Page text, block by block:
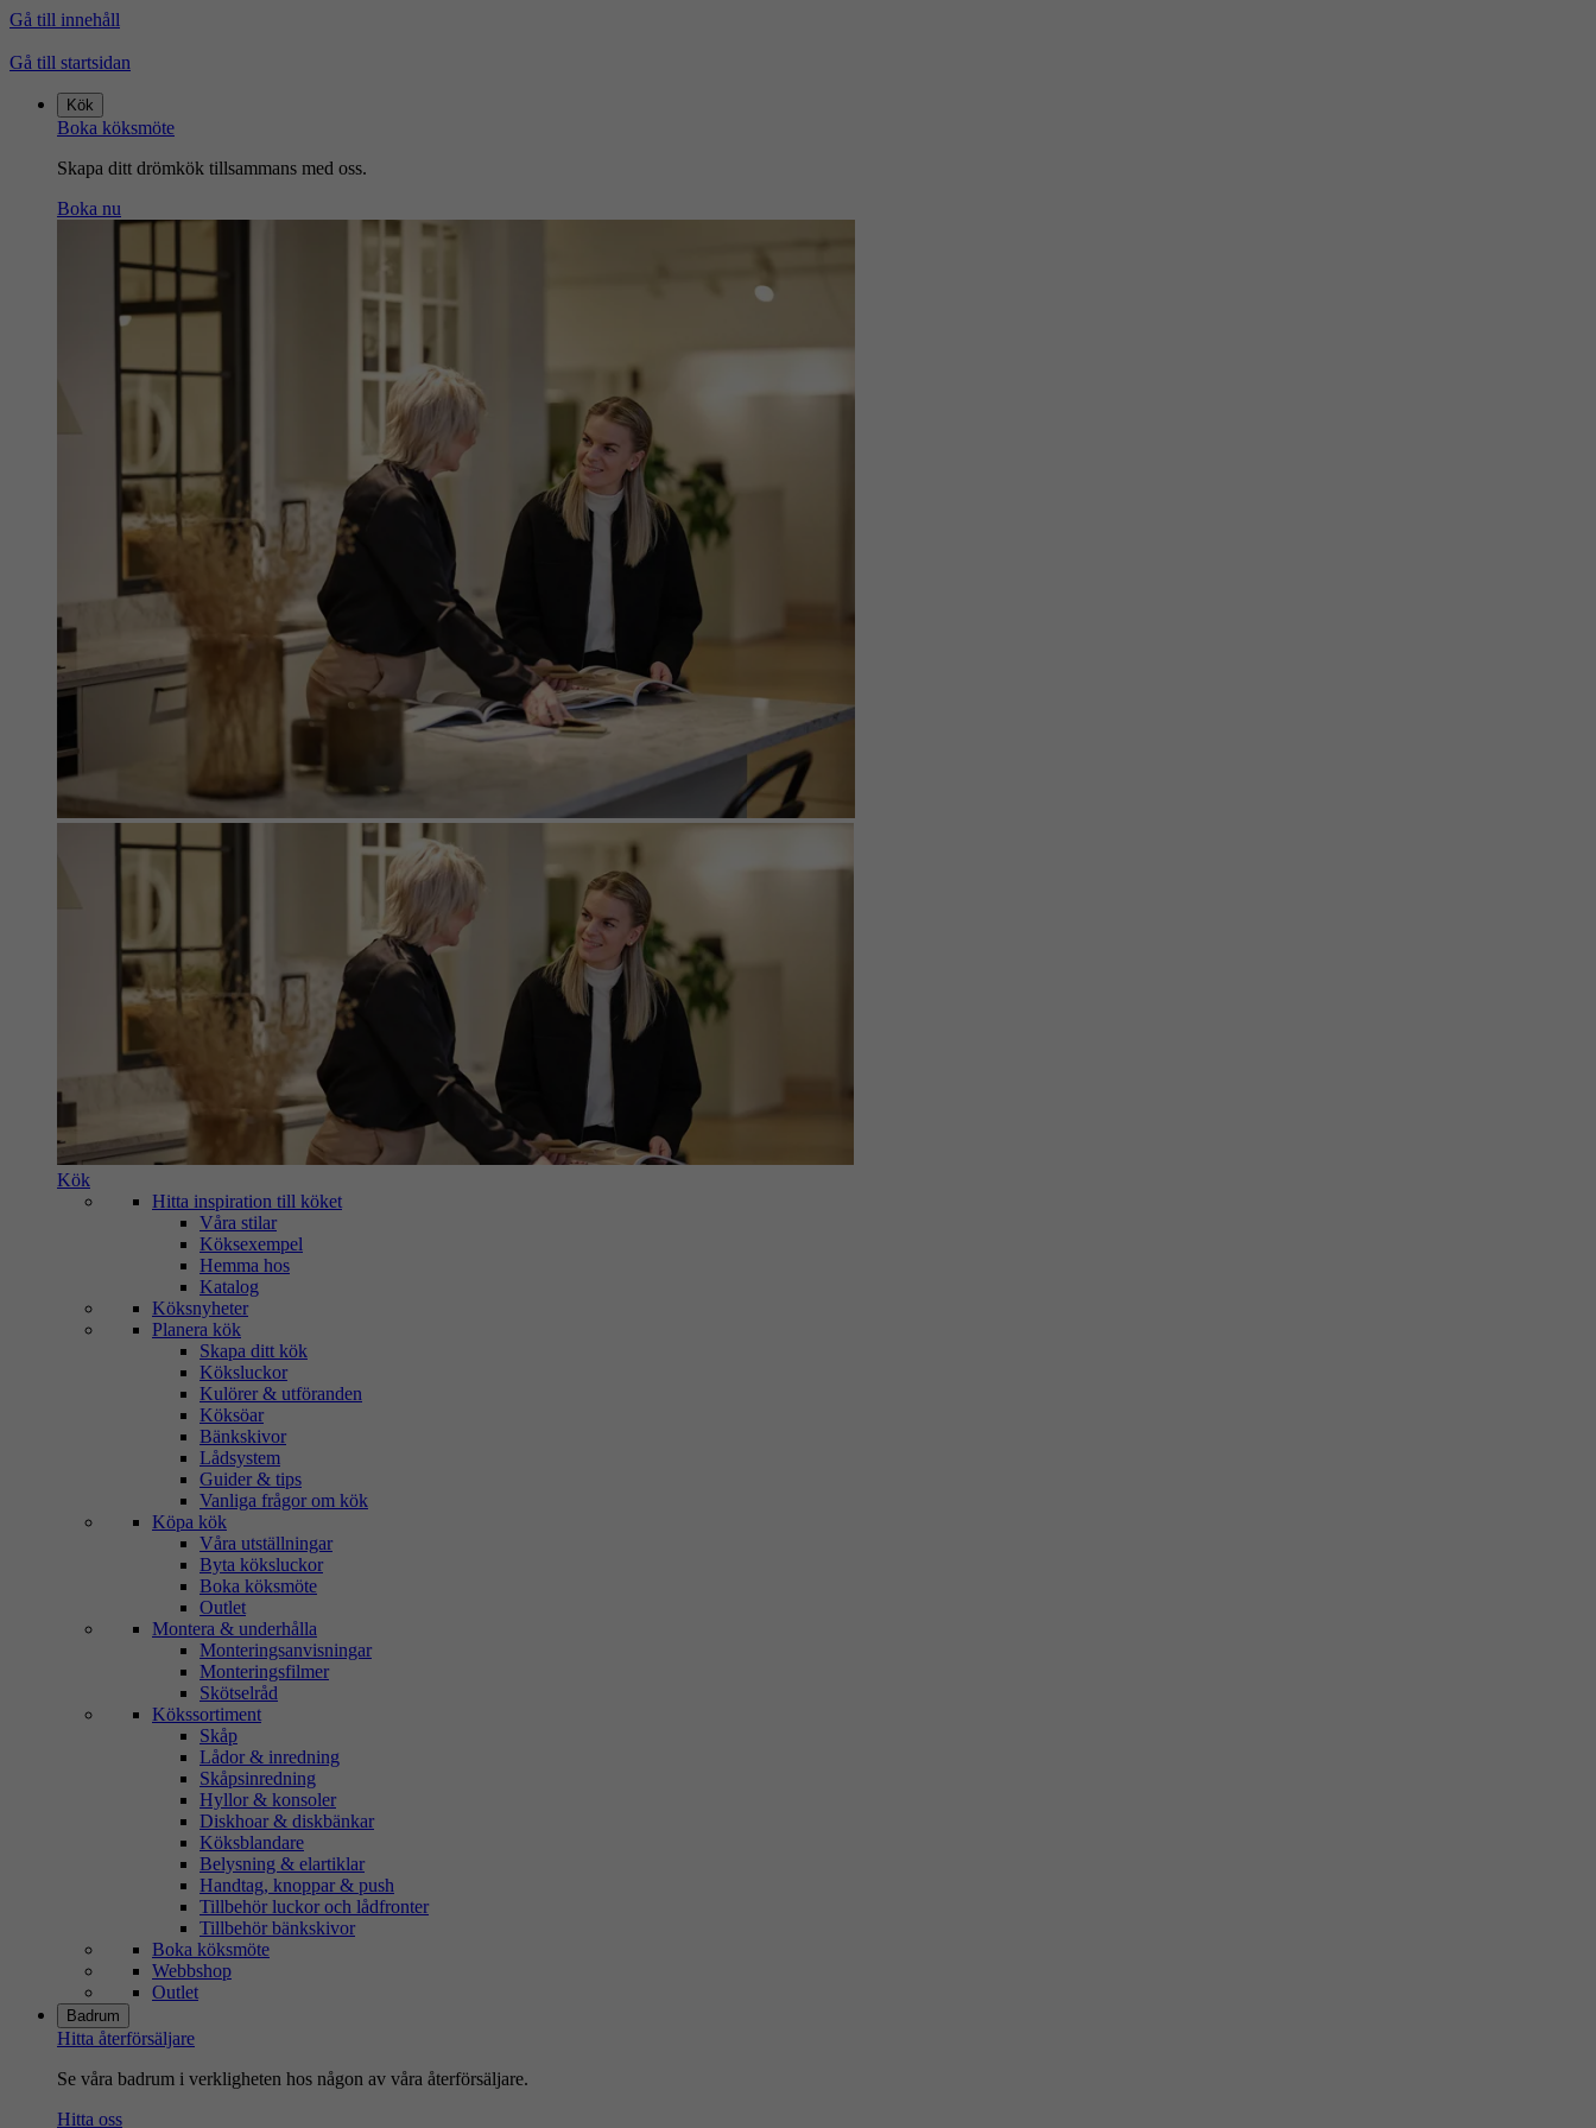
Gå till innehåll
Gå till startsidan
Kök
Boka köksmöte
Skapa ditt drömkök tillsammans med oss.
Boka nu
Kök
Hitta inspiration till köket
Våra stilar
Köksexempel
Hemma hos
Katalog
Köksnyheter
Planera kök
Skapa ditt kök
Köksluckor
Kulörer & utföranden
Köksöar
Bänkskivor
Lådsystem
Guider & tips
Vanliga frågor om kök
Köpa kök
Våra utställningar
Byta köksluckor
Boka köksmöte
Outlet
Montera & underhålla
Monteringsanvisningar
Monteringsfilmer
Skötselråd
Kökssortiment
Skåp
Lådor & inredning
Skåpsinredning
Hyllor & konsoler
Diskhoar & diskbänkar
Köksblandare
Belysning & elartiklar
Handtag, knoppar & push
Tillbehör luckor och lådfronter
Tillbehör bänkskivor
Boka köksmöte
Webbshop
Outlet
Badrum
Hitta återförsäljare
Se våra badrum i verkligheten hos någon av våra återförsäljare.
Hitta oss